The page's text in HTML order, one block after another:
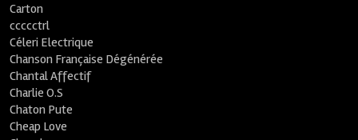
Carton
ccccctrl
Céleri Electrique
Chanson Française Dégénérée
Chantal Affectif
Charlie O.S
Chaton Pute
Cheap Love